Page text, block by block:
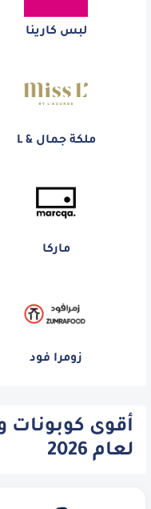
لبس كارينا
ملكة جمال & L
ماركا
زومرا فود
أقوى
لعام 2026